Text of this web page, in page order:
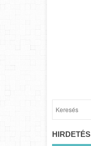
HIRDETÉS